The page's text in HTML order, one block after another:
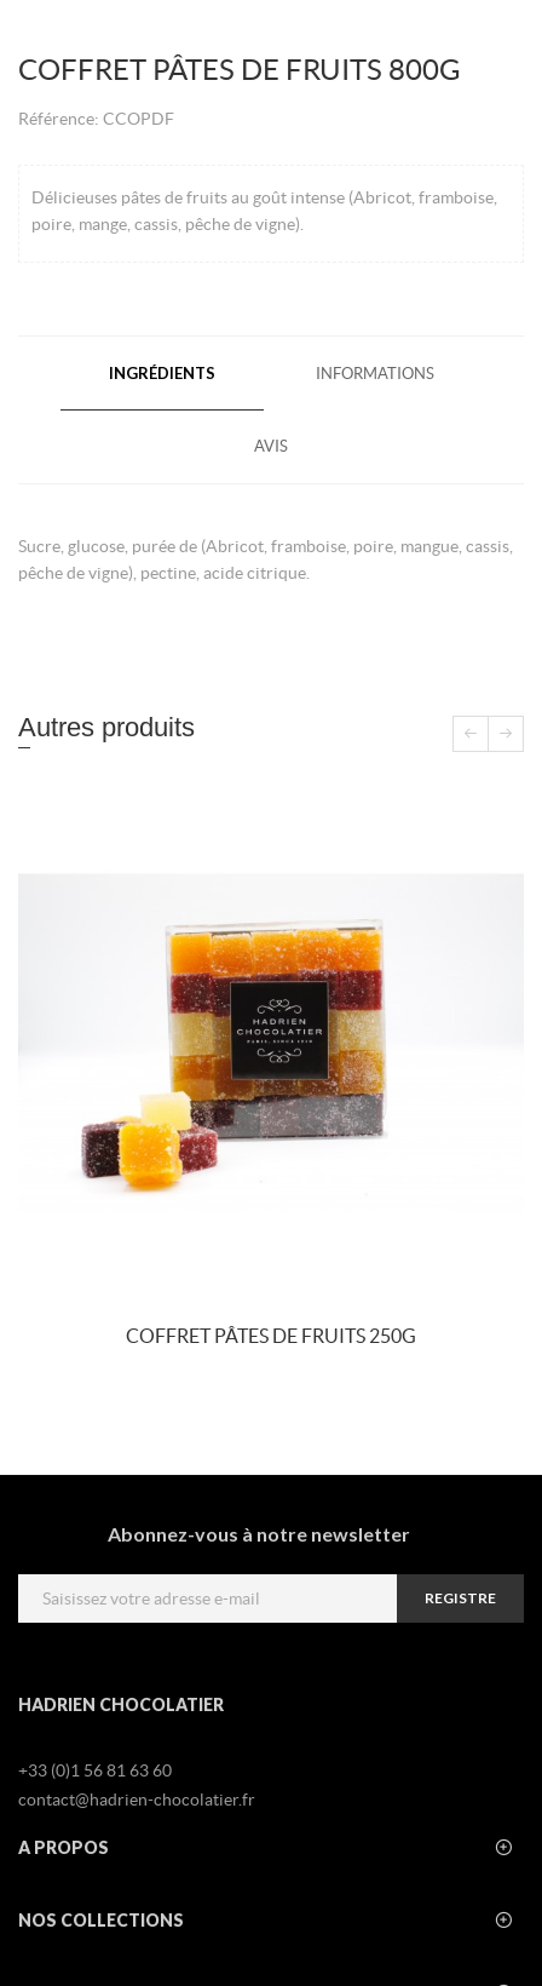
COFFRET PÂTES DE FRUITS 800G
Référence: CCOPDF
Délicieuses pâtes de fruits au goût intense (Abricot, framboise,
poire, mange, cassis, pêche de vigne).
INGRÉDIENTS INFORMATIONS
AVIS
Sucre, glucose, purée de (Abricot, framboise, poire, mangue, cassis,
pêche de vigne), pectine, acide citrique.
Autres produits
COFFRET PÂTES DE FRUITS 250G
Abonnez-vous à notre newsletter
REGISTRE
HADRIEN CHOCOLATIER
+33 (0)1 56 81 63 60
contact@hadrien-chocolatier.fr
A PROPOS
NOS COLLECTIONS